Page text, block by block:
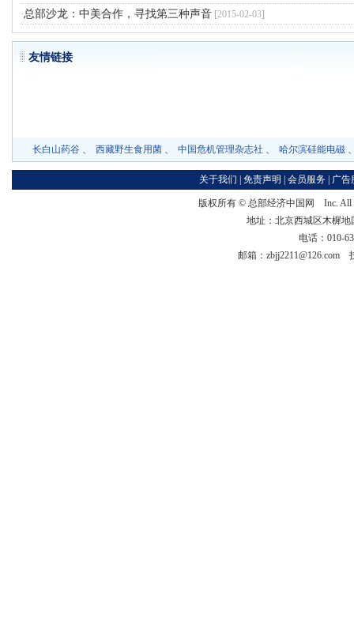
·总部沙龙：中美合作，寻找第三种声音 [2015-02-03]
友情链
长白山药谷 、 西藏野生食用菌 、 中国危机管理杂志社 、 哈尔滨硅能电磁
关于我们 免责声明 会员服务 广告
版权所有 © 总部经济中国网
Inc. All
地址：北京西城区木樨
电话：010-
邮箱：zbjj2211@126.com